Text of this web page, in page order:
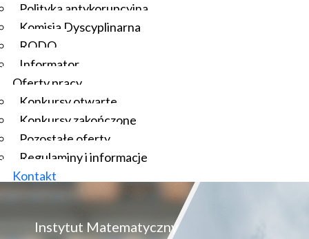
Polityka antykorupcyjna
Komisja Dyscyplinarna
RODO
Informator
Oferty pracy
Konkursy otwarte
Konkursy zakończone
Pozostałe oferty
Regulaminy i informacje
Kontakt
Instytut Matematyczny